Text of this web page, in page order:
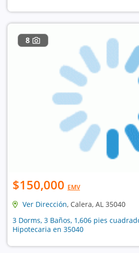
8
$150,000 EMV
Ver Dirección, Calera, AL 35040
3 Dorms, 3 Baños, 1,606 pies
Hipotecaria en 35040